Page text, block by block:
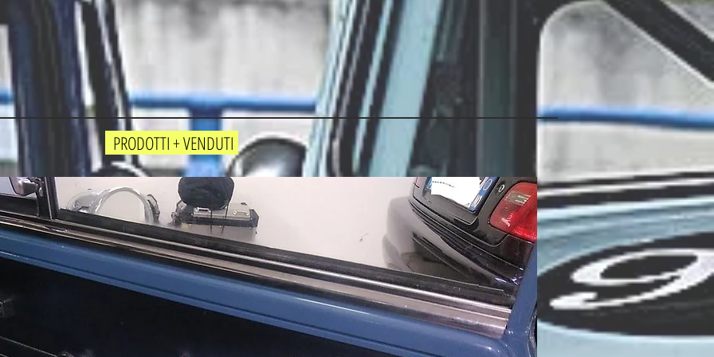
PRODOTTI + VENDUTI